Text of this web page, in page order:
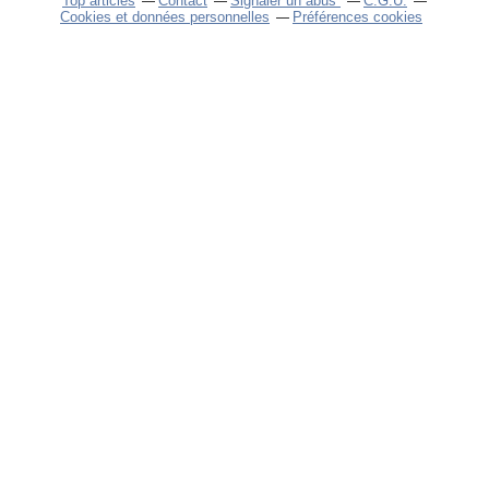
Cookies et données personnelles
Préférences cookies